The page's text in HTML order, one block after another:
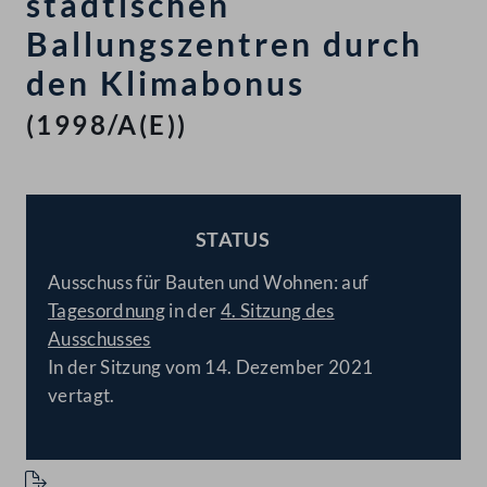
Ballungszentren durch
den Klimabonus
(1998/A(E))
STATUS
Ausschuss für Bauten und Wohnen: auf
Tagesordnungin der4. Sitzung des
Ausschusses
In der Sitzung vom 14. Dezember 2021
vertagt.